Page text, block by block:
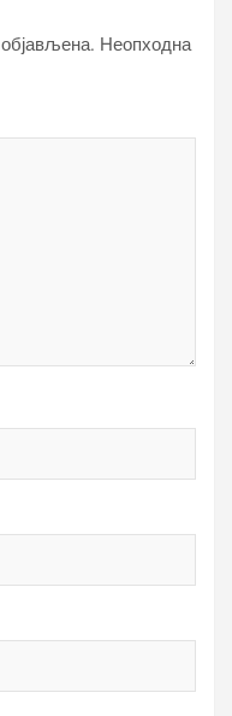
Неопходна